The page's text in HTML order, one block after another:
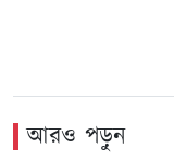
আরও পড়ুন